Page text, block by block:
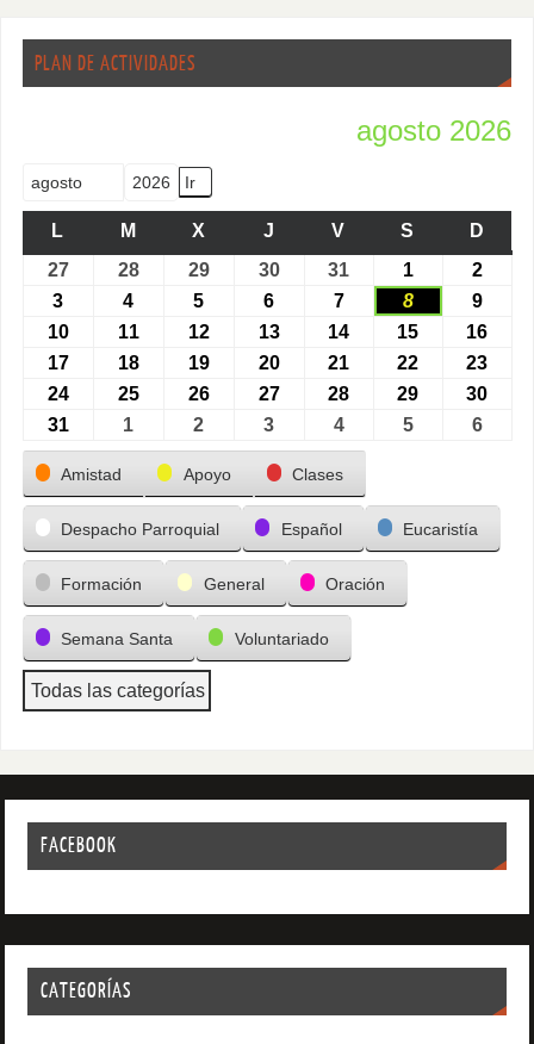
PLAN DE ACTIVIDADES
agosto 2026
Mes
Año
L M X J V S
D
27
28 29 30 31 1
2
3
4 5 6 7 8
9
10
11 12 13 14 15
16
17
18 19 20 21 22
23
24
25 26 27 28 29
30
31
1 2 3 4 5 6
Categorías
Amistad Apoyo Clases
Despacho Parroquial Español Eucaristía
Formación General Oración
Semana Santa Voluntariado
Todas las categorías
FACEBOOK
CATEGORÍAS